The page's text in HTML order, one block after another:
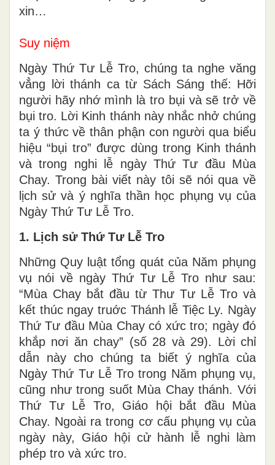
xin…
Suy niệm
Ngày Thứ Tư Lễ Tro, chúng ta nghe văng
vẳng lời thánh ca từ Sách Sáng thế: Hỡi
người hãy nhớ mình là tro bụi và sẽ trở về
bụi tro. Lời Kinh thánh này nhắc nhở chúng
ta ý thức về thân phận con người qua biểu
hiệu “bụi tro” được dùng trong Kinh thánh
và trong nghi lễ ngày Thứ Tư đầu Mùa
Chay. Trong bài viết này tôi sẽ nói qua về
lịch sử và ý nghĩa thần học phụng vụ của
Ngày Thứ Tư Lễ Tro.
1. Lịch sử Thứ Tư Lễ Tro
Những Quy luật tổng quát của Năm phụng
vụ nói về ngày Thứ Tư Lễ Tro như sau:
“Mùa Chay bắt đầu từ Thư Tư Lễ Tro và
kết thúc ngay truớc Thánh lễ Tiệc Ly. Ngày
Thứ Tư đầu Mùa Chay có xức tro; ngày đó
khắp nơi ăn chay” (số 28 và 29). Lời chỉ
dẫn này cho chúng ta biết ý nghĩa của
Ngày Thứ Tư Lễ Tro trong Năm phụng vụ,
cũng như trong suốt Mùa Chay thánh. Với
Thứ Tư Lễ Tro, Giáo hội bắt đầu Mùa
Chay. Ngoài ra trong cơ cấu phụng vụ của
ngày này, Giáo hội cử hành lễ nghi làm
phép tro và xức tro.